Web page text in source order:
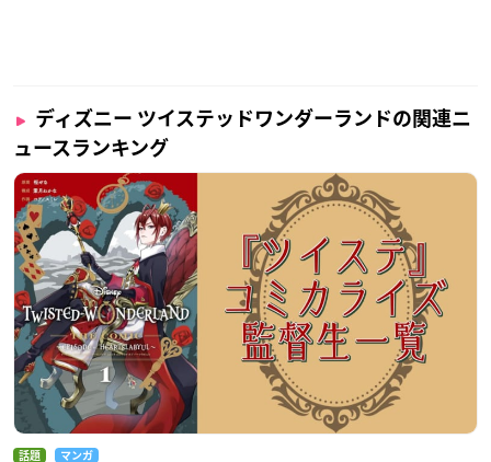
ディズニー ツイステッドワンダーランドの関連ニ
ュースランキング
話題 マンガ